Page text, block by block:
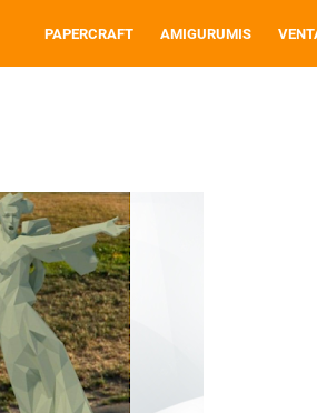
PAPERCRAFT AMIGURUMIS